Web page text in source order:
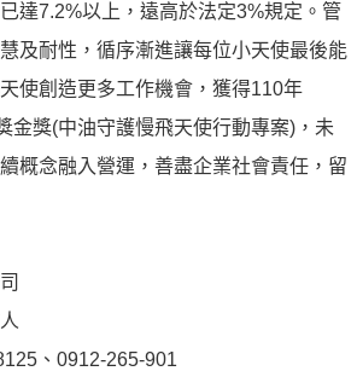
達7.2%以上，遠高於法定3%規定。管
及耐性，循序漸進讓每位小天使最後能
使創造更多工作機會，獲得110年
金獎(中油守護慢飛天使行動專案)，未
概念融入營運，善盡企業社會責任，留
、0912-265-901